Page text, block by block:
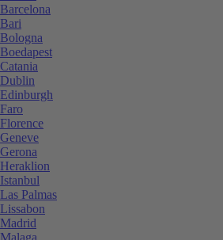
Barcelona
Bari
Bologna
Boedapest
Catania
Dublin
Edinburgh
Faro
Florence
Geneve
Gerona
Heraklion
Istanbul
Las Palmas
Lissabon
Madrid
Malaga